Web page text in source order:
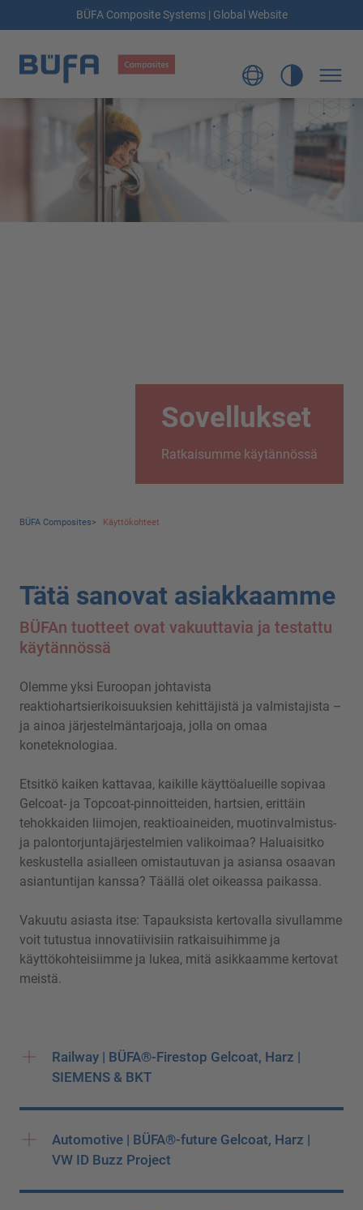
BÜFA Composite Systems | Global Website
Sovellukset
Ratkaisumme käytännössä
BÜFA Composites> Käyttökohteet
Tätä sanovat asiakkaamme
BÜFAn tuotteet ovat vakuuttavia ja testattu
käytännössä
Olemme yksi Euroopan johtavista
reaktiohartsierikoisuuksien kehittäjistä ja valmistajista –
ja ainoa järjestelmäntarjoaja, jolla on omaa
koneteknologiaa.
Etsitkö kaiken kattavaa, kaikille käyttöalueille sopivaa
Gelcoat- ja Topcoat-pinnoitteiden, hartsien, erittäin
tehokkaiden liimojen, reaktioaineiden, muotinvalmistus-
ja palontorjuntajärjestelmien valikoimaa? Haluaisitko
keskustella asialleen omistautuvan ja asiansa osaavan
asiantuntijan kanssa? Täällä olet oikeassa paikassa.
Vakuutu asiasta itse: Tapauksista kertovalla sivullamme
voit tutustua innovatiivisiin ratkaisuihimme ja
käyttökohteisiimme ja lukea, mitä asikkaamme kertovat
meistä.
Railway | BÜFA®-Firestop Gelcoat, Harz |
SIEMENS & BKT
Automotive | BÜFA®-future Gelcoat, Harz |
VW ID Buzz Project